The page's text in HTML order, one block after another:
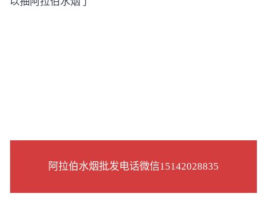
阿拉伯水烟批发电话微信15142028835